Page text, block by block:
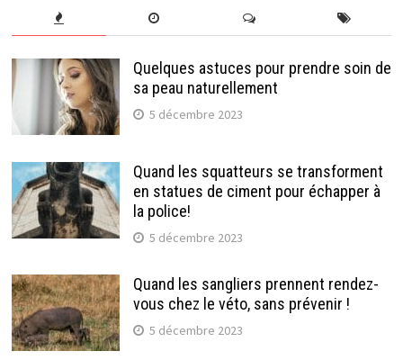
Quelques astuces pour prendre soin de
sa peau naturellement
5 décembre 2023
Quand les squatteurs se transforment
en statues de ciment pour échapper à
la police!
5 décembre 2023
Quand les sangliers prennent rendez-
vous chez le véto, sans prévenir !
5 décembre 2023